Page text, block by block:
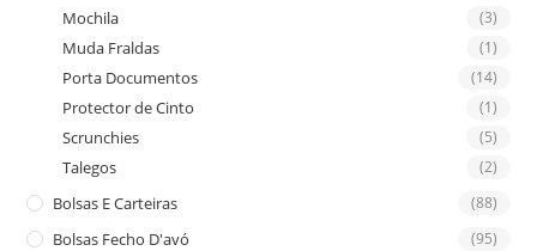
Mochila (3)
Muda Fraldas (1)
Porta Documentos (14)
Protector de Cinto (1)
Scrunchies (5)
Talegos (2)
Bolsas E Carteiras (88)
Bolsas Fecho D'avó (95)